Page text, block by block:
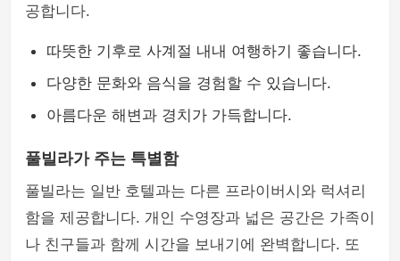
공합니다.
따뜻한 기후로 사계절 내내 여행하기 좋습니다.
다양한 문화와 음식을 경험할 수 있습니다.
아름다운 해변과 경치가 가득합니다.
풀빌라가 주는 특별함
풀빌라는 일반 호텔과는 다른 프라이버시와 럭셔리
함을 제공합니다. 개인 수영장과 넓은 공간은 가족이
나 친구들과 함께 시간을 보내기에 완벽합니다. 또